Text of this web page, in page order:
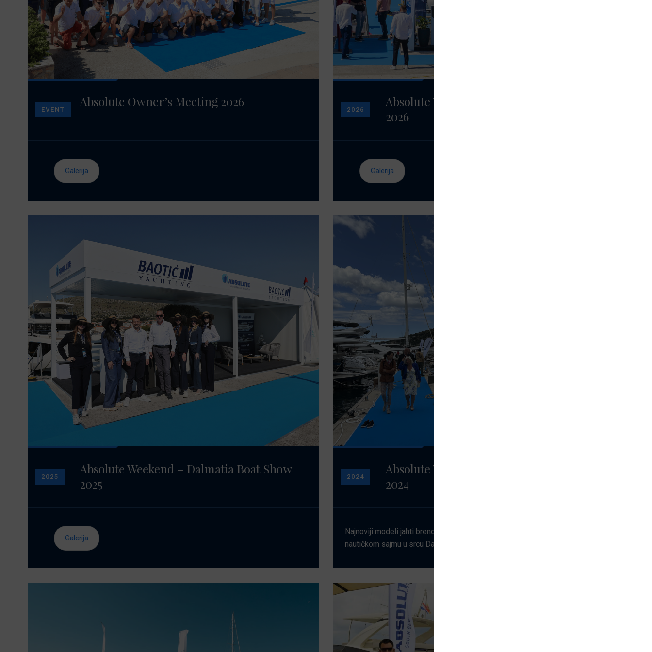
EVENT
Absolute Owner’s Meeting 2026
Galerija
2026
Absolute Yachts – Dalmatia Boat Show
2026
Galerija
2025
Absolute Weekend – Dalmatia Boat Show
2025
Galerija
2024
Absolute Weekend – Dalmatia boat Show
2024
Najnoviji modeli jahti brenda Absolute predstavljeni na
nautičkom sajmu u srcu Dalmacije.